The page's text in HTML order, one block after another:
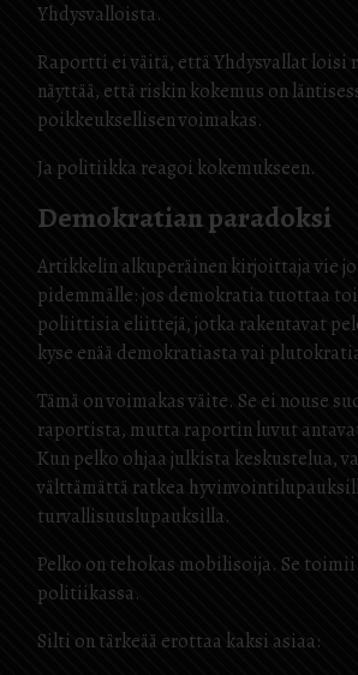
Yhdysvalloista.
Raportti ei väitä, että Yhdysvallat loisi
näyttää, että riskin kokemus on
poikkeuksellisen voimakas.
Ja politiikka reagoi kokemukseen.
Demokratian paradoksi
Artikkelin alkuperäinen kirjoittaja vie
pidemmälle: jos demokratia tuottaa
poliittisia eliittejä, jotka rakentavat
kyse enää demokratiasta vai
Tämä on voimakas väite. Se ei nouse
raportista, mutta raportin luvut
Kun pelko ohjaa julkista keskustelua,
välttämättä ratkea
turvallisuuslupauksilla.
Pelko on tehokas mobilisoija. Se
politiikassa.
Silti on tärkeää erottaa kaksi asiaa: